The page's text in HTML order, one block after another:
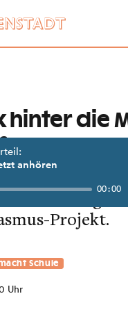
anhören
00:00
hinter die
aus fünf
erleben
Projekt.
Schule
Uhr